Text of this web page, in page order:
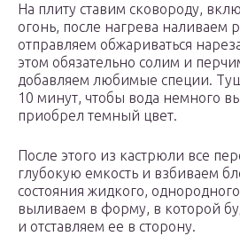
На плиту ставим сковороду,
огонь, после нагрева наливаем
отправляем обжариваться
этом обязательно солим и
добавляем любимые специи.
10 минут, чтобы вода немного
приобрел темный цвет.
После этого из кастрюли все
глубокую емкость и взбиваем
состояния жидкого, однородного
выливаем в форму, в которой
и отставляем ее в сторону.